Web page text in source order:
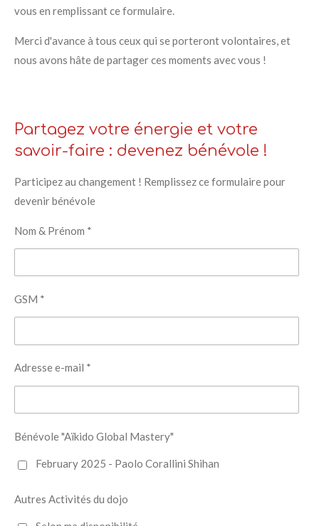
vous en remplissantce formulaire.
Merci d'avance à tous ceux qui se porteront volontaires, et
nous avons hâte de partager ces moments avec vous !
Partagez votre énergie et votre
savoir-faire : devenez bénévole !
Participez au changement ! Remplissez ce formulaire pour
devenir bénévole
Nom & Prénom *
GSM *
Adresse e-mail *
Bénévole "Aïkido Global Mastery"
February 2025 - Paolo Corallini Shihan
Autres Activités du dojo